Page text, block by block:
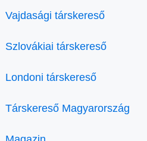
Vajdasági társkereső
Szlovákiai társkereső
Londoni társkereső
Társkereső Magyarország